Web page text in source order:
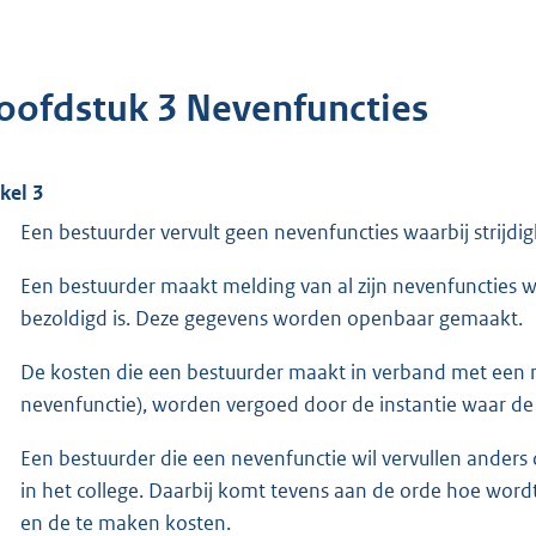
3 Nevenfuncties
3
Een bestuurder vervult geen nevenfuncties waarbij
Een bestuurder maakt melding van al zijn
bezoldigd is. Deze gegevens worden openbaar gemaakt.
De kosten die een bestuurder maakt in verband met
nevenfunctie), worden vergoed door de instantie waar
Een bestuurder die een nevenfunctie wil vervullen
in het college. Daarbij komt tevens aan de orde hoe
en de te maken kosten.